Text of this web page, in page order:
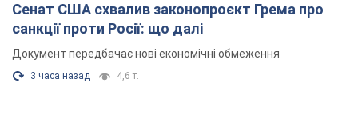
Сенат США схвалив законопроєкт Грема про
санкції проти Росії: що далі
Документ передбачає нові економічні обмеження
3 часа назад 4,6 т.